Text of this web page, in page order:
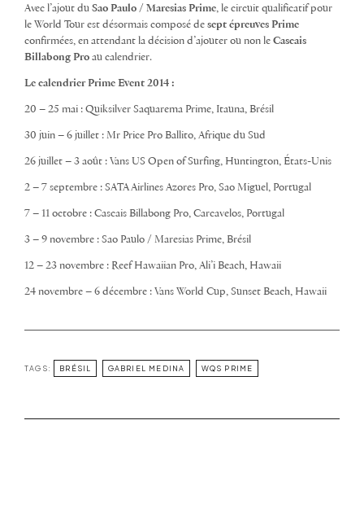
Avec l’ajout du Sao Paulo / Maresias Prime, le circuit qualificatif pour
le World Tour est désormais composé de sept épreuves Prime
confirmées, en attendant la décision d’ajouter ou non le Cascais
Billabong Pro au calendrier.
Le calendrier Prime Event 2014 :
20 – 25 mai : Quiksilver Saquarema Prime, Itauna, Brésil
30 juin – 6 juillet : Mr Price Pro Ballito, Afrique du Sud
26 juillet – 3 août : Vans US Open of Surfing, Huntington, États-Unis
2 – 7 septembre : SATA Airlines Azores Pro, Sao Miguel, Portugal
7 – 11 octobre : Cascais Billabong Pro, Carcavelos, Portugal
3 – 9 novembre : Sao Paulo / Maresias Prime, Brésil
12 – 23 novembre : Reef Hawaiian Pro, Ali’i Beach, Hawaii
24 novembre – 6 décembre : Vans World Cup, Sunset Beach, Hawaii
TAGS: BRÉSIL GABRIEL MEDINA WQS PRIME